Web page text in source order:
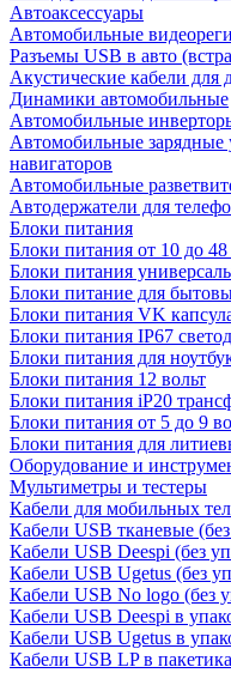
Автоаксессуары
Автомобильные
Разъемы USB в авто
Акустические кабели для
Динамики автомобильные
Автомобильные
Автомобильные зарядные
навигаторов
Автомобильные
Автодержатели для
Блоки питания
Блоки питания от 10 до 48
Блоки питания
Блоки питание для
Блоки питания VK
Блоки питания IP67
Блоки питания для
Блоки питания 12 вольт
Блоки питания iP20
Блоки питания от 5 до 9
Блоки питания для
Оборудование и
Мультиметры и тестеры
Кабели для мобильных
Кабели USB тканевые
Кабели USB Deespi (без
Кабели USB Ugetus (без
Кабели USB No logo (без
Кабели USB Deespi в
Кабели USB Ugetus в
Кабели USB LP в